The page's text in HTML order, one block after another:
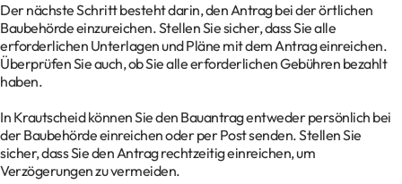
Der nächste Schritt besteht darin, den Antrag bei der örtlichen
Baubehörde einzureichen. Stellen Sie sicher, dass Sie alle
erforderlichen Unterlagen und Pläne mit dem Antrag einreichen.
Überprüfen Sie auch, ob Sie alle erforderlichen Gebühren bezahlt
haben.
In Krautscheid können Sie den Bauantrag entweder persönlich bei
der Baubehörde einreichen oder per Post senden. Stellen Sie
sicher, dass Sie den Antrag rechtzeitig einreichen, um
Verzögerungen zu vermeiden.